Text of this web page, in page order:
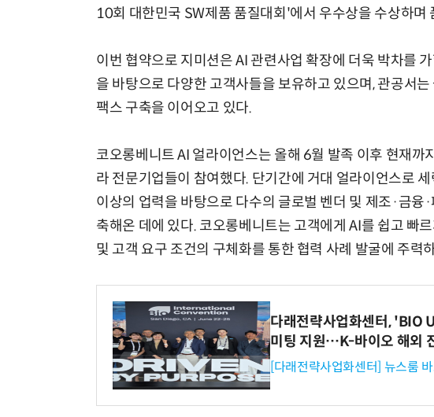
10회 대한민국 SW제품 품질대회'에서 우수상을 수상하며
이번 협약으로 지미션은 AI 관련사업 확장에 더욱 박차를
을 바탕으로 다양한 고객사들을 보유하고 있으며, 관공서
팩스 구축을 이어오고 있다.
코오롱베니트 AI 얼라이언스는 올해 6월 발족 이후 현재까
라 전문기업들이 참여했다. 단기간에 거대 얼라이언스로
이상의 업력을 바탕으로 다수의 글로벌 벤더 및 제조·금융
축해온 데에 있다. 코오롱베니트는 고객에게 AI를 쉽고 빠
및 고객 요구 조건의 구체화를 통한 협력 사례 발굴에 주력
다래전략사업화센터, 'BIO
미팅 지원…K-바이오 해외
[다래전략사업화센터] 뉴스룸